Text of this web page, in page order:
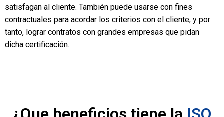
satisfagan al cliente. También puede usarse con fines
contractuales para acordar los criterios con el cliente, y por
tanto, lograr contratos con grandes empresas que pidan
dicha certificación.